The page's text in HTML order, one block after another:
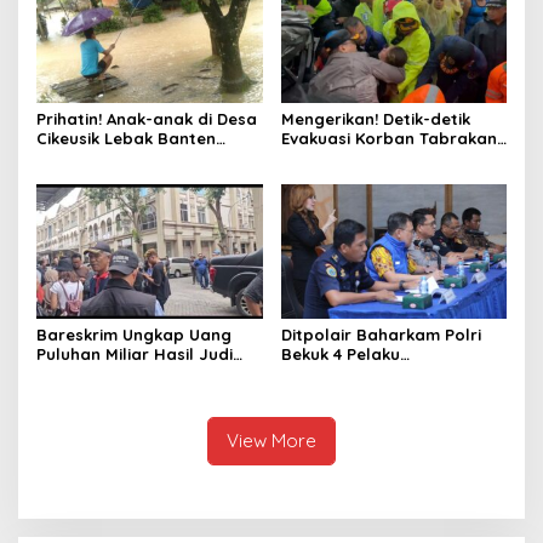
Prihatin! Anak-anak di Desa
Cikeusik Lebak Banten
Mengerikan! Detik-detik
Evakuasi Korban Tabrakan
Bareskrim Ungkap Uang
Puluhan Miliar Hasil Judi
Ditpolair Baharkam Polri
Bekuk 4 Pelaku
View More